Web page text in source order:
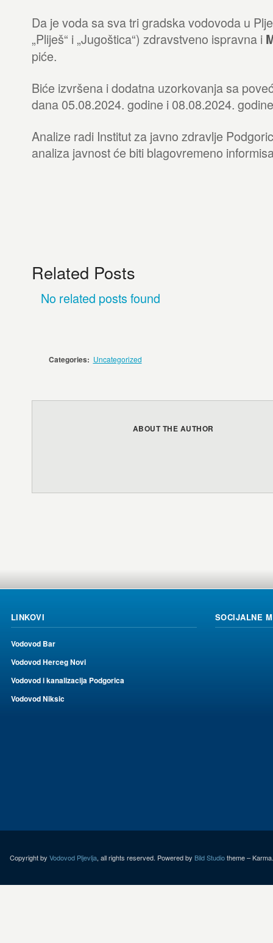
Da je voda sa sva tri gradska vodovoda u
„Pliješ“ i „Jugoštica“) zdravstveno ispravna i
piće.
Biće izvršena i dodatna uzorkovanja sa
dana 05.08.2024. godine i 08.08.2024.
Analize radi Institut za javno zdravlje
analiza javnost će biti blagovremeno
Related Posts
No related posts found
Categories: Uncategorized
ABOUT THE AUTHOR
LINKOVI
Vodovod Bar
Vodovod Herceg Novi
Vodovod i kanalizacija Podgorica
Vodovod Niksic
SOCIJALNE
Copyright by Vodovod Pljevlja, all rights reserved. Powered by Bild Studiotheme – Karma.